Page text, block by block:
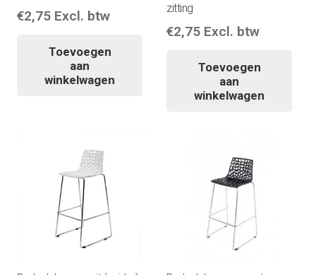
€2,75 Excl. btw
Toevoegen
aan
winkelwagen
zitting
€2,75 Excl. btw
Toevoegen
aan
winkelwagen